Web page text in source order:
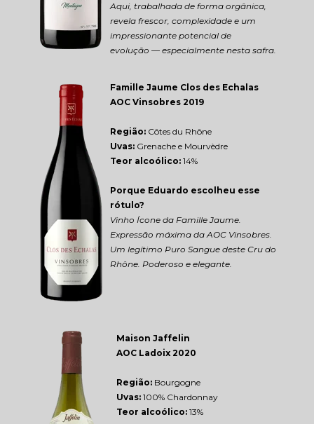
Aqui, trabalhada de forma orgânica,
revela frescor, complexidade e um
impressionante potencial de
evolução — especialmente nesta safra.
Famille Jaume Clos des Echalas
AOC Vinsobres 2019
Região: Côtes du Rhône
Uvas: Grenache e Mourvèdre
Teor alcoólico: 14%
Porque Eduardo escolheu esse
rótulo?
Vinho Ícone da Famille Jaume.
Expressão máxima da AOC Vinsobres.
Um legítimo Puro Sangue deste Cru do
Rhône. Poderoso e elegante.
Maison Jaffelin
AOC Ladoix 2020
Região: Bourgogne
Uvas: 100% Chardonnay
Teor alcoólico: 13%